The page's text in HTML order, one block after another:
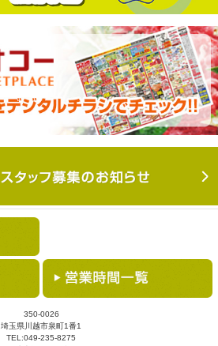
350-0026
埼玉県川越市泉町1番1
TEL:049-235-8275